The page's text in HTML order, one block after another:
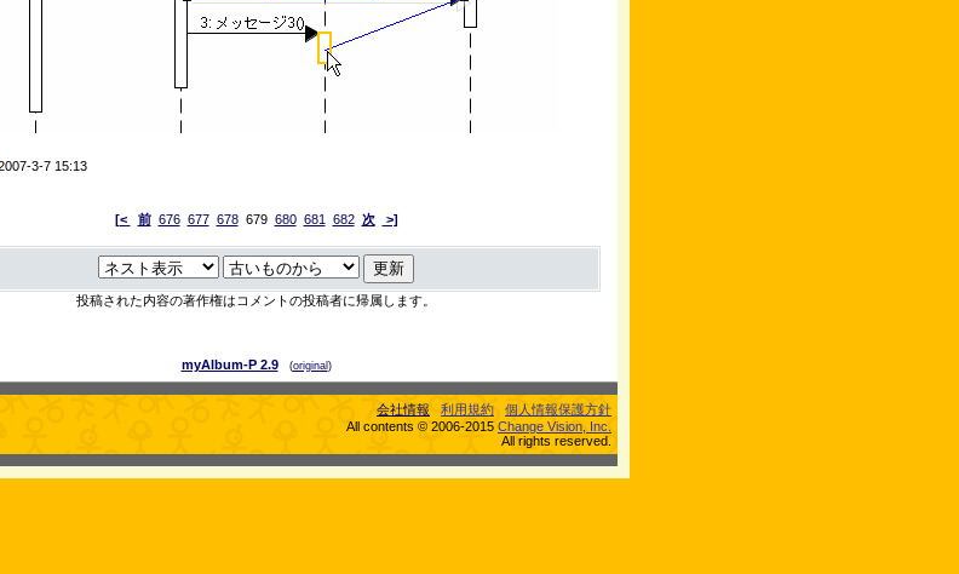
3-7 15:13
[<
前 676 677 678679 680 681 682 次 >]
投稿された内容の著作権はコメントの投稿者に帰属します。
myAlbum-P 2.9 (original )
会社情報 利用規約
個人情報保護方針
All contents © 2006-2015 Change Vision, Inc.
All rights reserved.